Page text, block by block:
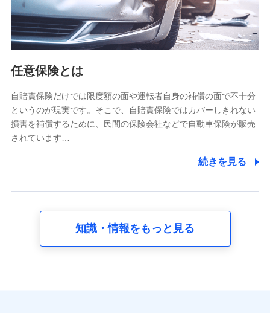
属性、連絡先、dポイントサービスのご利用に関する情
報。例として、dポイントカード番号、性別、年齢、家族
構成、住所、dポイント残高、dポイント利用履歴などが
含まれます。
当社又は株式会社NTTドコモが提供する各種サービスな
又は株式会社NTTドコモが提供する各種サービスのご契
約状態・ご利用履歴インターネット利用時の行動に関す
る情報、アプリケーション利用時の行動に関する情報、
購入されたサービスや商品の名称・購入場所・決済に関
する情報、アンケートの回答に関する情報などが含まれ
の内容、保険料、保険料のお支払方法、車のメーカーや
走行距離などの情報、建物の構造や築年数などの情報、
任意保険とは
自賠責保険だけでは限度額の面や運転者自身の補償の面で不十分
というのが現実です。そこで、自賠責保険ではカバーしきれない
損害を補償するために、民間の保険会社などで自動車保険が販売
されています…
続きを見る
知識・情報をもっと見る